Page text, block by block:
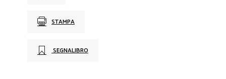
STAMPA
SEGNALIBRO